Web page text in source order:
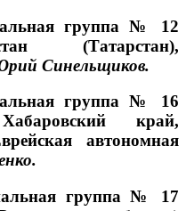
группа № 12
(Татарстан),
Синельщиков.
группа № 16
край,
автономная
группа № 17